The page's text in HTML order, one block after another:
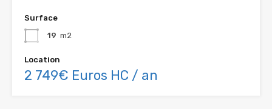
Surface
19 m2
Location
2 749€ Euros HC / an